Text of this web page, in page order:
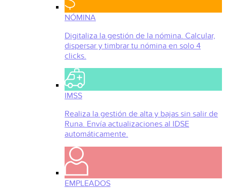
NÓMINA
Digitaliza la gestión de la nómina. Calcular,
dispersar y timbrar tu nómina en solo 4
clicks.
IMSS
Realiza la gestión de alta y bajas sin salir de
Runa. Envía actualizaciones al IDSE
automáticamente.
EMPLEADOS